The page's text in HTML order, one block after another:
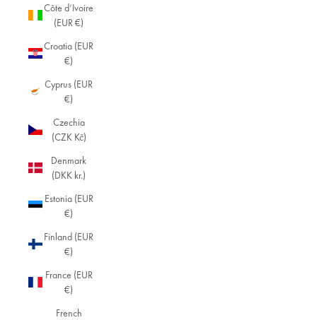
Côte d’Ivoire
(EUR €)
Croatia (EUR
€)
Cyprus (EUR
€)
Czechia
(CZK Kč)
Denmark
(DKK kr.)
Estonia (EUR
€)
Finland (EUR
€)
France (EUR
€)
French